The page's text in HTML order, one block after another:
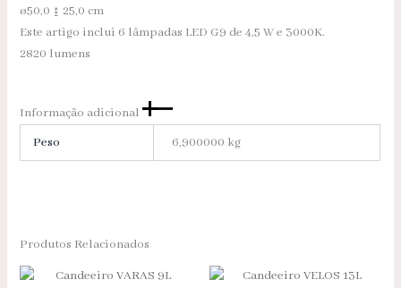
ø50,0 ↨ 25,0 cm
Este artigo inclui 6 lâmpadas LED G9 de 4,5 W e 3000K.
2820 lumens
Informação adicional
Peso
6,900000 kg
Produtos Relacionados